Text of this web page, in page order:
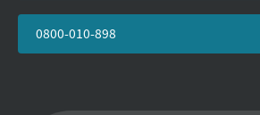
0800-010-898